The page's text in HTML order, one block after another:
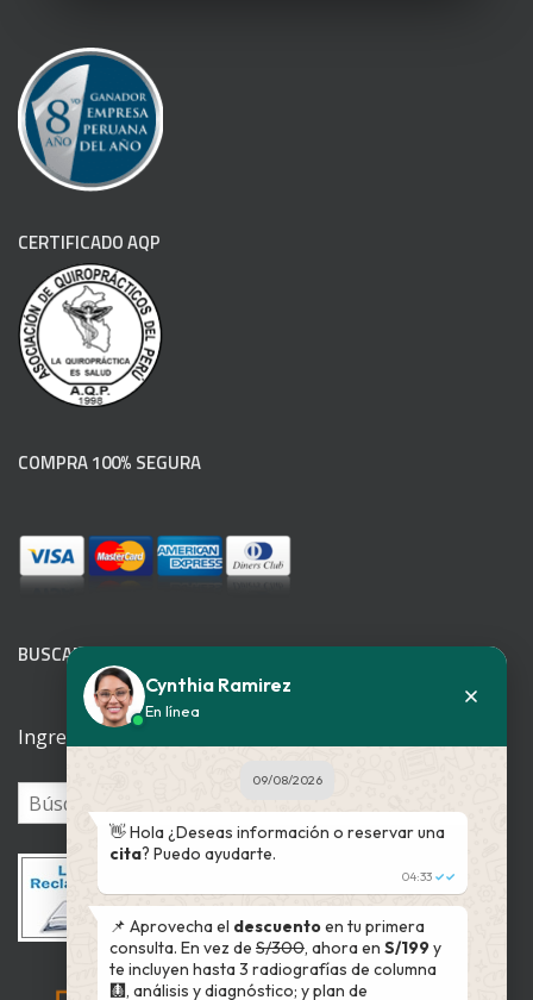
CERTIFICADO AQP
COMPRA 100% SEGURA
BUSCADOR WEB
Ingrese su patología
Cynthia Ramirez
En línea
09/08/2026
👋 Hola ¿Deseas información o reservar una
cita? Puedo ayudarte.
04:33 ✓✓
📌 Aprovecha el descuentoen tu primera
consulta. En vez de S/300, ahora en S/199y
te incluyen hasta 3 radiografías de columna
🩻, análisis y diagnóstico; y plan de